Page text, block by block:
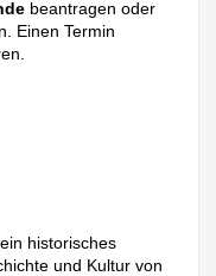
beantragen oder
Einen Termin
historisches
und Kultur von